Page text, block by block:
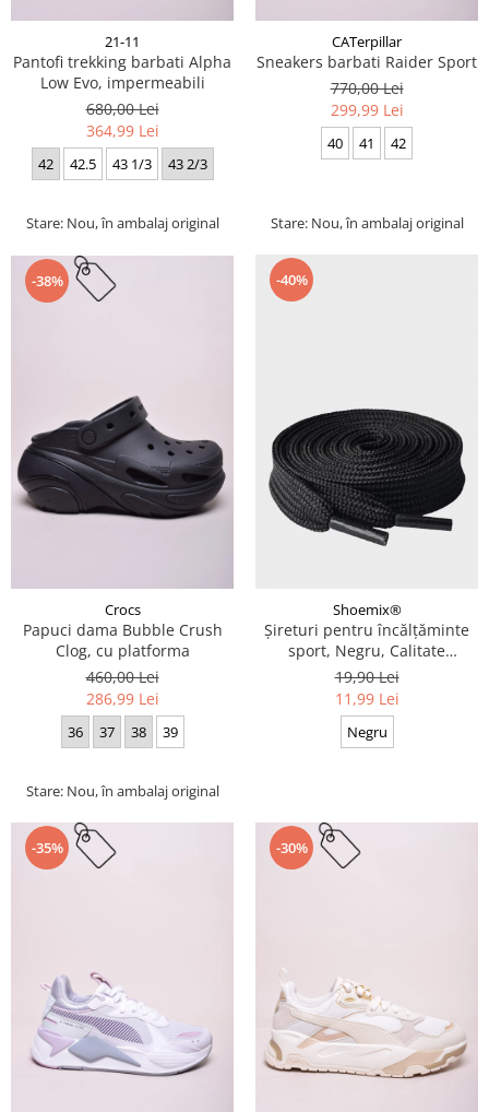
21-11
Pantofi trekking barbati Alpha
Low Evo, impermeabili
680,00 Lei
364,99 Lei
42 42.5 43 1/3 43 2/3
Stare: Nou, în ambalaj original
CATerpillar
Sneakers barbati Raider Sport
770,00 Lei
299,99 Lei
40 41 42
Stare: Nou, în ambalaj original
-38%
Crocs
Papuci dama Bubble Crush
Clog, cu platforma
460,00 Lei
286,99 Lei
36 37 38 39
Stare: Nou, în ambalaj original
-40%
Shoemix®
Șireturi pentru încălțăminte
sport, Negru, Calitate
premium, 110 cm x 0.8 cm
19,90 Lei
11,99 Lei
Negru
-35% -30%